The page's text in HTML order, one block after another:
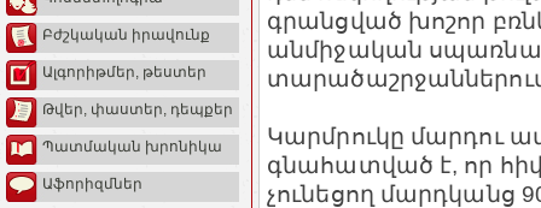
Բժշկական իրավունք
Ալգորիթմեր, թեստեր
Թվեր, փաստեր, դեպքեր
Պատմական խրոնիկա
Աֆորիզմներ
գրանցված խոշոր
անմիջական
Կարմրուկը մարդու
գնահատված է, որ
չունեցող մարդկանց